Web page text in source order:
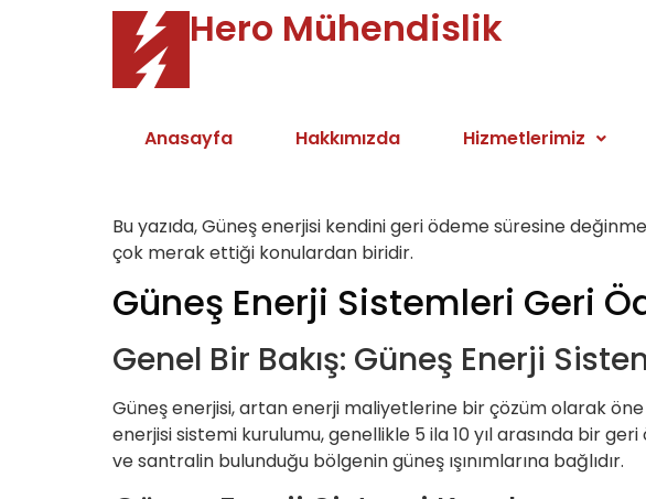
Hero Mühendislik
Anasayfa Hakkımızda Hizmetlerimiz
Bu yazıda, Güneş enerjisi kendini geri ödeme süresine
çok merak ettiği konulardan biridir.
Güneş Enerji Sistemleri Geri
Genel Bir Bakış: Güneş Enerji
Güneş enerjisi, artan enerji maliyetlerine bir çözüm olarak
enerjisi sistemi kurulumu, genellikle 5 ila 10 yıl arasında bir
ve santralin bulunduğu bölgenin güneş ışınımlarına bağlıdır.